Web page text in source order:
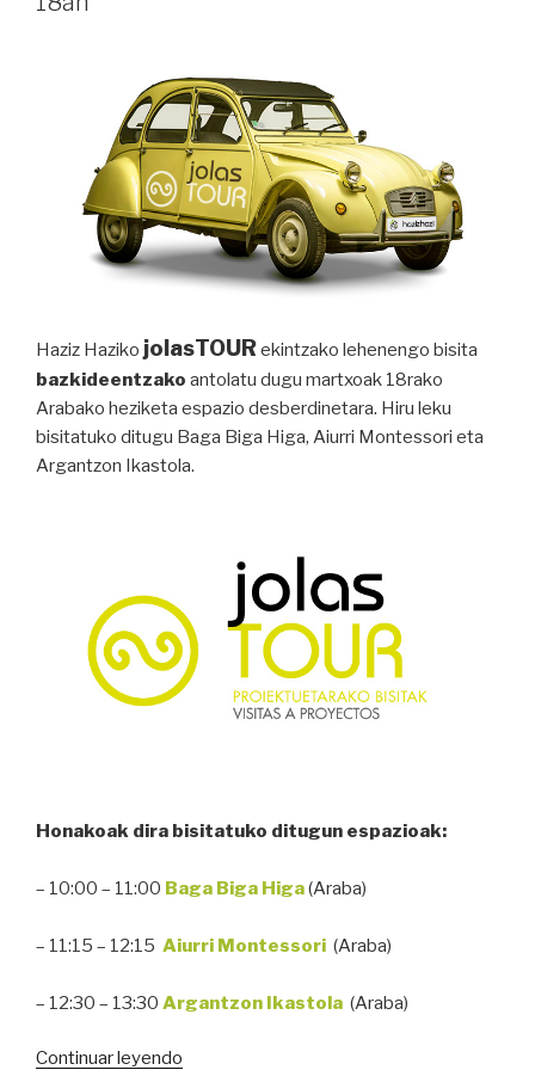
Haziz Haziko jolasTOURekintzako lehenengo bisita
bazkideentzako antolatu dugu martxoak 18rako
Arabako heziketa espazio desberdinetara. Hiru leku
bisitatuko ditugu Baga Biga Higa, Aiurri Montessori eta
Argantzon Ikastola.
Honakoak dira bisitatuko ditugun espazioak:
– 10:00 – 11:00 Baga Biga Higa(Araba)
– 11:15 – 12:15 Aiurri Montessori (Araba)
– 12:30 – 13:30 Argantzon Ikastola (Araba)
Continuar leyendo